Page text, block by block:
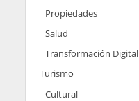
Propiedades
Salud
Transformación Digital
Turismo
Cultural